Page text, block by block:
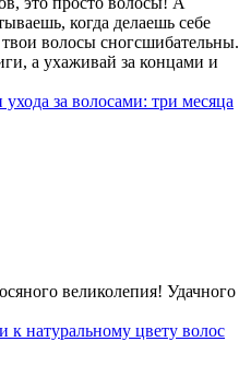
когда делаешь себе
волосы сногсшибательны.
а ухаживай за концами и
за волосами: три месяца
великолепия! Удачного
к натуральному цвету волос